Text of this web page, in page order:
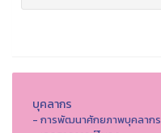
บุคลากร
- การพัฒนาศักยภาพบุคลากร